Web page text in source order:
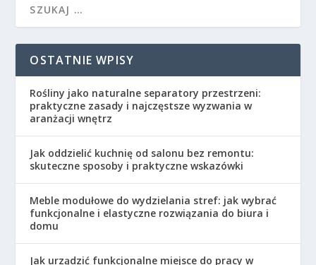
OSTATNIE WPISY
Rośliny jako naturalne separatory przestrzeni:
praktyczne zasady i najczęstsze wyzwania w
aranżacji wnętrz
Jak oddzielić kuchnię od salonu bez remontu:
skuteczne sposoby i praktyczne wskazówki
Meble modułowe do wydzielania stref: jak wybrać
funkcjonalne i elastyczne rozwiązania do biura i
domu
Jak urządzić funkcjonalne miejsce do pracy w